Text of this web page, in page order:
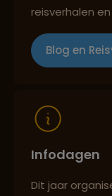
Best
reisverhalen
Blog en
Infodagen
Dit jaar